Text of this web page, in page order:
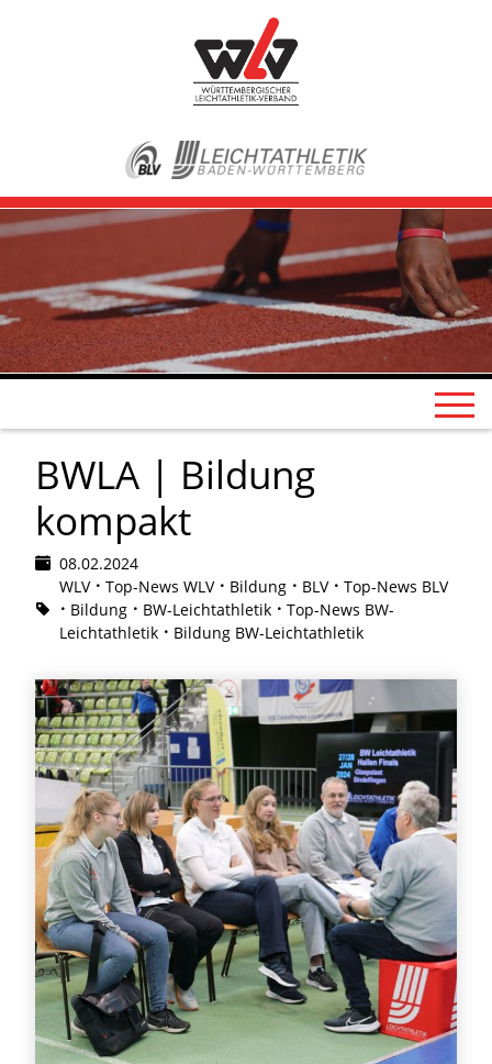
BWLA | Bildung
kompakt
08.02.2024
WLV
Top-News WLV Bildung BLV
Top-News BLV
Bildung
BW-Leichtathletik
Top-News BW-
Leichtathletik
Bildung BW-Leichtathletik